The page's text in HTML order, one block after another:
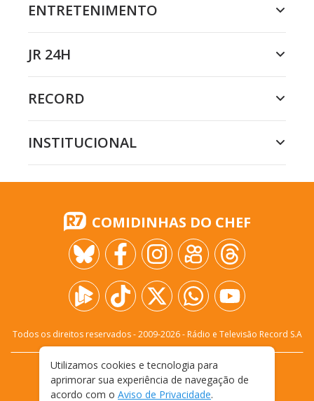
ENTRETENIMENTO
JR 24H
RECORD
INSTITUCIONAL
COMIDINHAS DO CHEF
Todos os direitos reservados - 2009-2026- Rádio e Televisão Record S.A
FALE CONOSCO
PRIVACIDADE
TERMOS E CONDIÇÕES DE USO
Utilizamos cookies e tecnologia para
aprimorar sua experiência de navegação de
acordo com o Aviso de Privacidade.